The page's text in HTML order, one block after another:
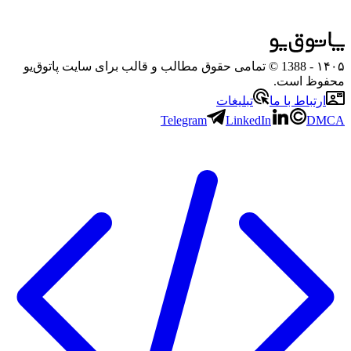
۱۴۰۵
- 1388 © تمامی حقوق مطالب و قالب برای سایت پاتوق‌یو
محفوظ است.
ارتباط با ما
تبلیغات
Telegram
LinkedIn DMCA